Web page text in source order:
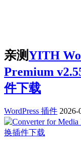
亲测YITH
Premium
件下载
WordPress 插件 2026-